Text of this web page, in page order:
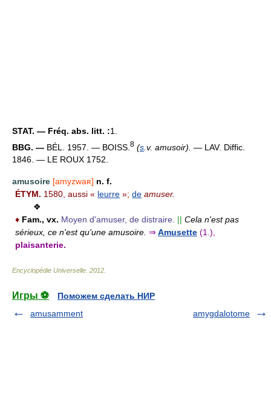
STAT. — Fréq. abs. litt. :1.
BBG. — BÉL. 1957. — BOISS. 8 (s .v. amusoir). — LAV. Diffic.
1846. — LE ROUX 1752.
amusoire [amyzwaʀ] n. f.
ÉTYM. 1580, aussi « leurre »; de amuser.
❖
♦ Fam., vx. Moyen d'amuser, de distraire. || Cela n'est pas
sérieux, ce n'est qu'une amusoire. ⇒ Amusette (1.),
plaisanterie.
Encyclopédie Universelle 2012
Игры ⚽
Поможем сделать НИР
amusamment
amygdalotome